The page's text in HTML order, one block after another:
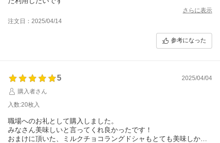
さらに表示
注文日：2025/04/14
参考になった
5
2025/04/04
購入者さん
入数:20枚入
職場へのお礼として購入しました。
みなさん美味しいと言ってくれ良かったです！
おまけに頂いた、ミルクチョコラングドシャもとても美味しかっ